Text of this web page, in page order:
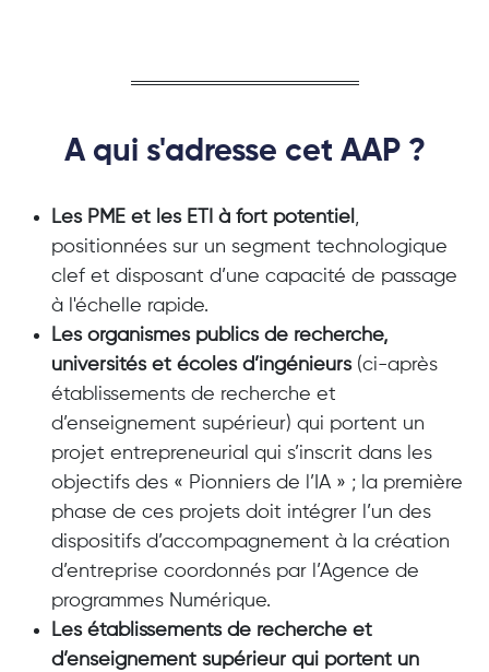
A qui s'adresse cet AAP ?
Les PME et les ETI à fort potentiel ,
positionnées sur un segment technologique
clef et disposant d’une capacité de passage
à l'échelle rapide.
Les organismes publics de recherche,
universités et écoles d’ingénieurs(ci-après
établissements de recherche et
d’enseignement supérieur) qui portent un
projet entrepreneurial qui s’inscrit dans les
objectifs des « Pionniers de l’IA » ; la première
phase de ces projets doit intégrer l’un des
dispositifs d’accompagnement à la création
d’entreprise coordonnés par l’Agence de
programmes Numérique.
Les établissements de recherche et
d’enseignement supérieur qui portent un